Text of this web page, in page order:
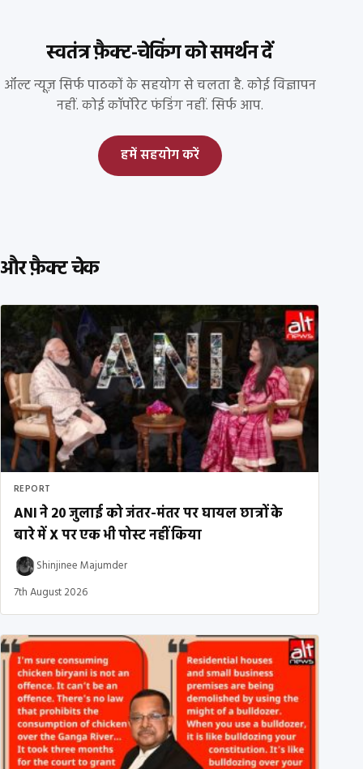
स्वतंत्र फ़ैक्ट-चेकिंग को समर्थन दें
ऑल्ट न्यूज़ सिर्फ पाठकों के सहयोग से चलता है. कोई विज्ञापन
नहीं. कोई कॉर्पोरेट फंडिंग नहीं. सिर्फ आप.
हमें सहयोग करें
और फ़ैक्ट चेक
REPORT
ANI ने 20 जुलाई को जंतर-मंतर पर घायल छात्रों के
बारे में X पर एक भी पोस्ट नहीं किया
Shinjinee Majumder
7th August 2026